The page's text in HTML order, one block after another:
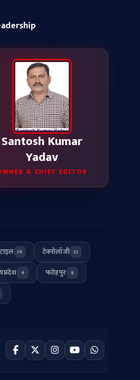
Santosh Kumar
Yadav
& CHIEF EDITOR
29 टेक्नोलॉजी 22
9 फतेहपुर 8